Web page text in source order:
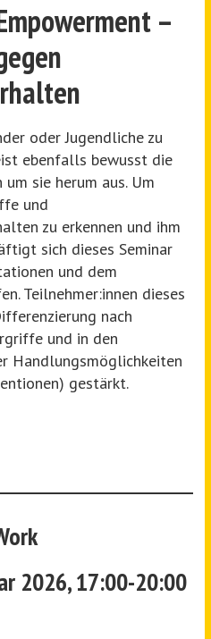
–
oder Jugendliche zu
ebenfalls bewusst die
um sie herum aus. Um
und
zu erkennen und ihm
sich dieses Seminar
und dem
Teilnehmer:innen dieses
nach
und in den
Handlungsmöglichkeiten
gestärkt.
2026, 17:00-20:00